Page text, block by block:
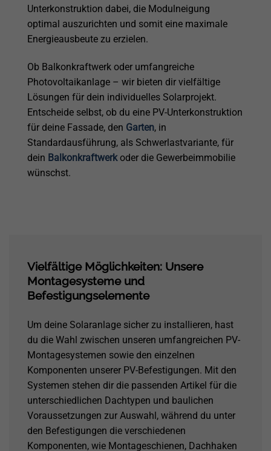
Unterkonstruktion dabei, die Modulneigung
optimal auszurichten und somit eine maximale
Energieausbeute zu erzielen.
Ob Balkonkraftwerk oder umfangreiche
Photovoltaikanlage – wir bieten dir vielfältige
Lösungen für dein individuelles Solarprojekt.
Entscheide selbst, ob du eine PV-Unterkonstruktion
für deine Fassade, den Garten, in
Standardausführung, als Schwerlastvariante, für
dein Balkonkraftwerkoder die Gewerbeimmobilie
wünschst.
Vielfältige Möglichkeiten: Unsere
Montagesysteme und
Befestigungselemente
Um deine Solaranlage sicher zu installieren, hast
du die Wahl zwischen unseren umfangreichen PV-
Montagesystemen sowie den einzelnen
Komponenten unserer PV-Befestigungen. Mit den
Systemen stehen dir die passenden Artikel für die
unterschiedlichen Dachtypen und baulichen
Voraussetzungen zur Auswahl, während du unter
den Befestigungen die verschiedenen
Komponenten, wie Montageschienen, Dachhaken